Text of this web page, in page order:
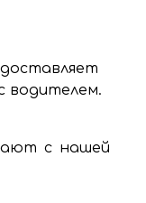
водителем.
с нашей